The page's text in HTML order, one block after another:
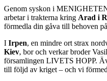
Genom syskon i
arbetar i trakterna kring Arad i
förmedla din gåva till behoven
I Irpen, en mindre ort strax
Kiev, bor och verkar broder
församlingen LIVETS HOPP.
till följd av kriget – och vi